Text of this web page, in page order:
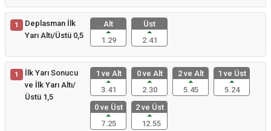
1
Deplasman İlk
Yarı Altı/Üstü 0,5
Alt
1.29
Üst
2.41
1
İlk Yarı Sonucu
ve İlk Yarı Altı/
Üstü 1,5
1 ve Alt
3.41
0 ve Alt
2.30
2 ve Alt
5.45
1 ve Üst
5.24
0 ve Üst
7.25
2 ve Üst
12.55